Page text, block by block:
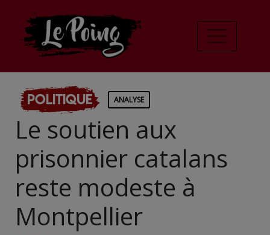
Politique ANALYSE
Le soutien aux
prisonnier catalans
reste modeste à
Montpellier